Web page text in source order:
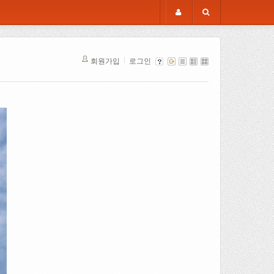
회원가입 로그인